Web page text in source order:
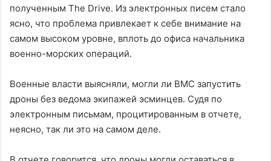
полученным The Drive. Из электронных писем стало
ясно, что проблема привлекает к себе внимание на
самом высоком уровне, вплоть до офиса начальника
военно-морских операций.
Военные власти выясняли, могли ли ВМС запустить
дроны без ведома экипажей эсминцев. Судя по
электронным письмам, процитированным в отчете,
неясно, так ли это на самом деле.